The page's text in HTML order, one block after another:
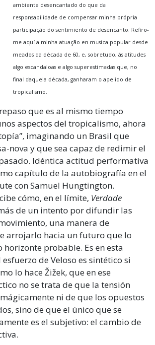
ambiente desencantado do que da
responsabilidade de compensar minha própria
participação do sentimiento de desencanto. Refiro-
me aquí a minha atuação en musica popular desde
meados da década de 60, e, sobretudo, ás atitudes
algo escandaloas e algo superestimadas que, no
final daquela década, ganharam o apelido de
tropicalismo.
que es al mismo tiempo
aspectos del tropicalismo, ahora
imaginando un Brasil que
nova y que sea capaz de redimir el
Idéntica actitud performativa
capítulo de la autobiografía en el
con Samuel Hungtington.
cómo, en el límite, Verdade
de un intento por difundir las
una manera de
arrojarlo hacia un futuro que lo
horizonte probable. Es en esta
de Veloso es sintético si
lo hace Žižek, que en ese
no se trata de que la tensión
ni de que los opuestos
sino de que el único que se
es el subjetivo: el cambio de